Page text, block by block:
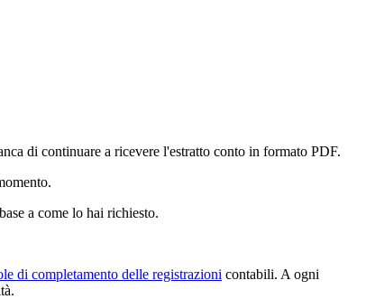
di continuare a ricevere l'estratto conto in formato PDF.
a come lo hai richiesto.
di completamento delle registrazioni contabili. A ogni